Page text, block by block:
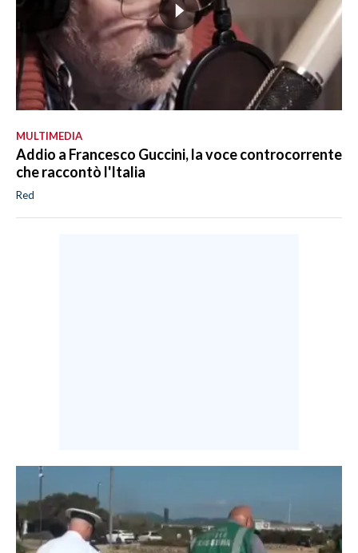
MULTIMEDIA
Addio a Francesco Guccini, la voce controcorrente
che raccontò l'Italia
Red